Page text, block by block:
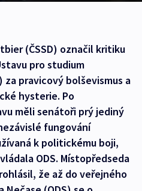
(ČSSD) označil kritiku
pro studium
pravicový bolševismus a
hysterie. Po
měli senátoři prý jediný
fungování
k politickému boji,
ODS. Místopředseda
že až do veřejného